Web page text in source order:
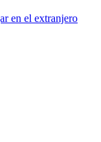
en el extranjero